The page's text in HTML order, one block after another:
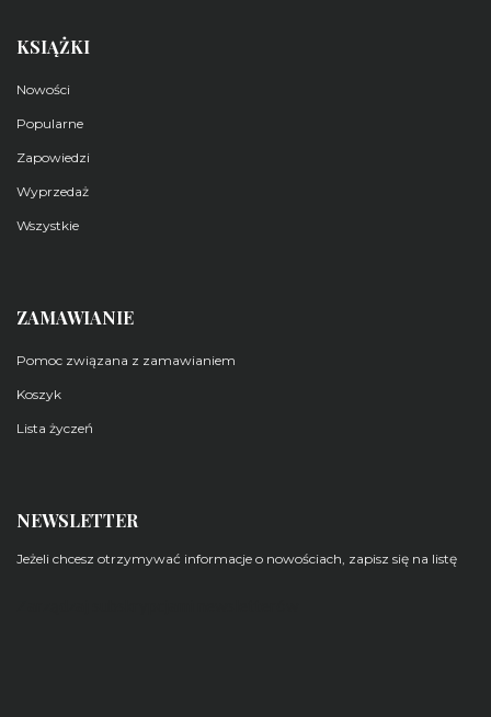
KSIĄŻKI
Nowości
Popularne
Zapowiedzi
Wyprzedaż
Wszystkie
ZAMAWIANIE
Pomoc związana z zamawianiem
Koszyk
Lista życzeń
NEWSLETTER
Jeżeli chcesz otrzymywać informacje o nowościach, zapisz się na listę